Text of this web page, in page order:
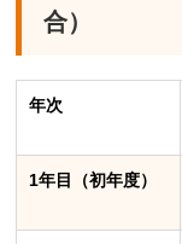
合）
年次
1年目（初年度）